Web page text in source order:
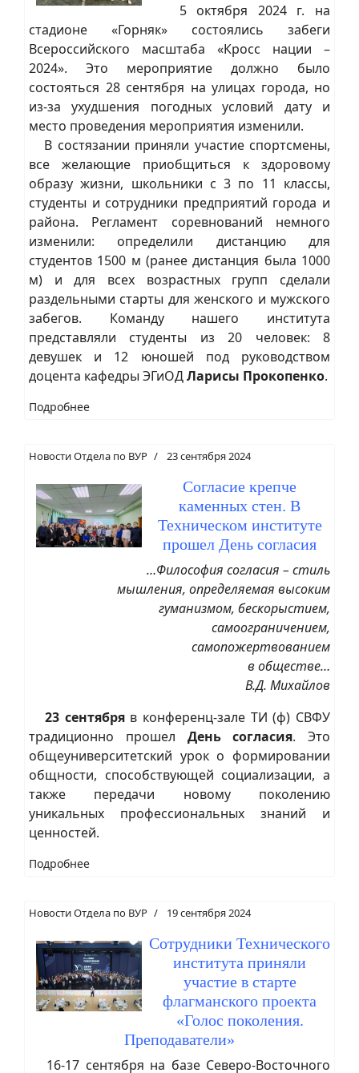
5 октября 2024 г. на
стадионе «Горняк» состоялись забеги
Всероссийского масштаба «Кросс нации –
2024». Это мероприятие должно было
состояться 28 сентября на улицах города, но
из-за ухудшения погодных условий дату и
место проведения мероприятия изменили.
В состязании приняли участие спортсмены,
все желающие приобщиться к здоровому
образу жизни, школьники с 3 по 11 классы,
студенты и сотрудники предприятий города и
района. Регламент соревнований немного
изменили: определили дистанцию для
студентов 1500 м (ранее дистанция была 1000
м) и для всех возрастных групп сделали
раздельными старты для женского и мужского
забегов. Команду нашего института
представляли студенты из 20 человек: 8
девушек и 12 юношей под руководством
доцента кафедры ЭГиОДЛарисы Прокопенко.
Подробнее
Новости Отдела по ВУР 23 сентября 2024
Согласие крепче
каменных стен. В
Техническом институте
прошел День согласия
…Философия согласия – стиль
мышления, определяемая высоким
гуманизмом, бескорыстием,
самоограничением,
самопожертвованием
в обществе…
В.Д. Михайлов
23 сентябряв конференц-зале ТИ (ф) СВФУ
традиционно прошел День согласия. Это
общеуниверситетский урок о формировании
общности, способствующей социализации, а
также передачи новому поколению
уникальных профессиональных знаний и
ценностей.
Подробнее
Новости Отдела по ВУР 19 сентября 2024
Сотрудники Технического
института приняли
участие в старте
флагманского проекта
«Голос поколения.
Преподаватели»
16-17 сентября на базе Северо-Восточного